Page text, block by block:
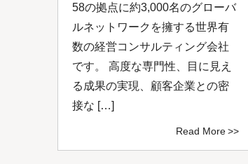
58の拠点に約3,000名のグローバ
ルネットワークを擁する世界有
数の経営コンサルティング会社
です。 高度な専門性、目に見え
る成果の実現、顧客企業との密
接な […]
Read More